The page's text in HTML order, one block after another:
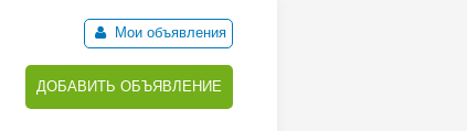
Мои объявления
ДОБАВИТЬ ОБЪЯВЛЕНИЕ